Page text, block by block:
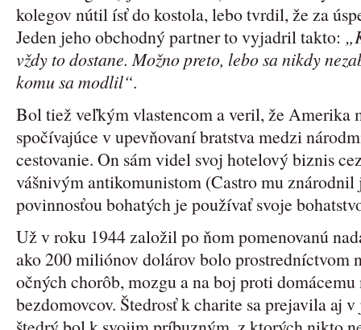
kolegov nútil ísť do kostola, lebo tvrdil, že za
Jeden jeho obchodný partner to vyjadril takto:
vždy to dostane. Možno preto, lebo sa nikdy
komu sa modlil“.
Bol tiež veľkým vlastencom a veril, že Amerika
spočívajúce v upevňovaní bratstva medzi
cestovanie. On sám videl svoj hotelový biznis
vášnivým antikomunistom (Castro mu
povinnosťou bohatých je používať svoje
Už v roku 1944 založil po ňom pomenovanú
ako 200 miliónov dolárov bolo prostredníctvom
očných chorôb, mozgu a na boj proti
bezdomovcov. Štedrosť k charite sa prejavila aj